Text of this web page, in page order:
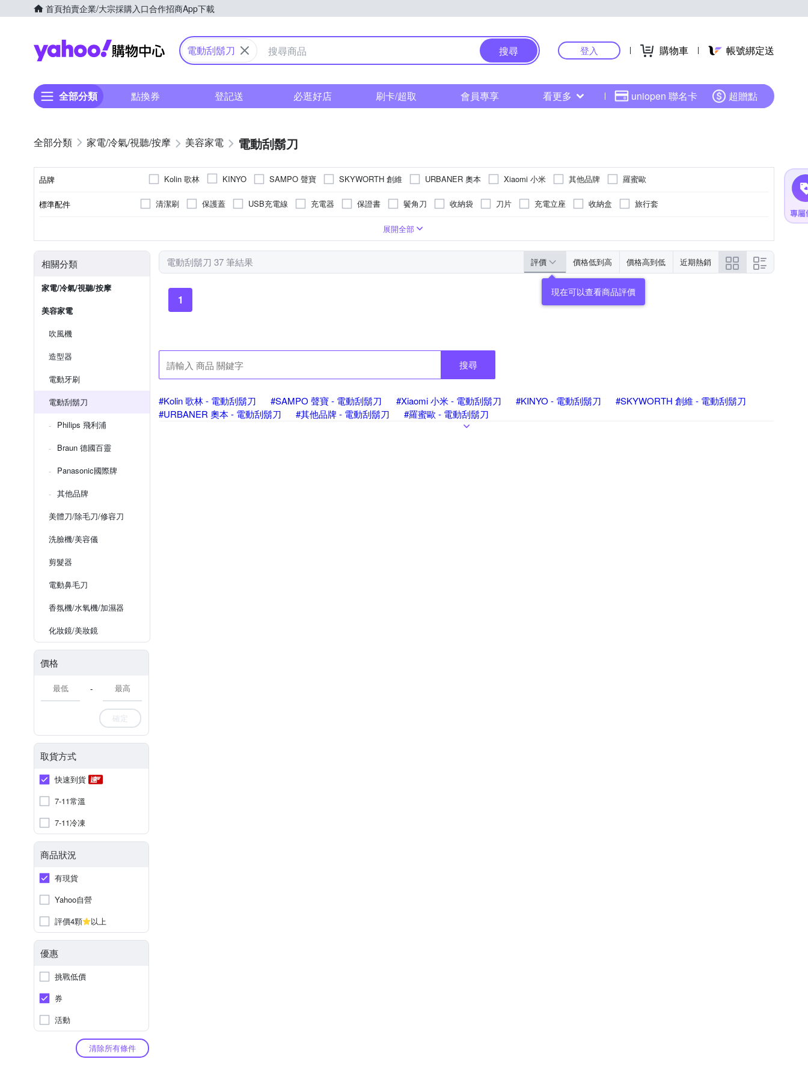
首頁拍賣企業/大宗採購入口合作招商App下載
Yahoo購物中心
電動刮鬍刀 搜尋 登入 購物車 帳號綁定送
全部分類 點換券 登記送 必逛好店 刷卡/超取 會員專享 看更多 uniopen 聯名卡 超贈點
家電/冷氣/視聽/按摩 美容家電 電動刮鬍刀
品牌 Kolin 歌林 KINYO SAMPO 聲寶 SKYWORTH 創維 URBANER 奧本 Xiaomi 小米 其他品牌 羅蜜歐
標準配件 清潔刷 保護蓋 USB充電線 充電器 保證書 鬢角刀 收納袋 刀片 充電立座 收納盒 旅行套
展開全部
相關分類
家電/冷氣/視聽/按摩
美容家電
吹風機
造型器
電動牙刷
電動刮鬍刀
Philips 飛利浦
Braun 德國百靈
Panasonic國際牌
其他品牌
美體刀/除毛刀/修容刀
洗臉機/美容儀
剪髮器
電動鼻毛刀
香氛機/水氧機/加濕器
化妝鏡/美妝鏡
價格
-
確定
取貨方式
快速到貨
7-11常溫
7-11冷凍
商品狀況
有現貨
Yahoo自營
評價4顆
以上
優惠
挑戰低價
券
活動
清除所有條件
電動刮鬍刀 37 筆結果 評價 價格低到高 價格高到低 近期熱銷
1
搜尋
#Kolin 歌林 - 電動刮鬍刀 #SAMPO 聲寶 - 電動刮鬍刀 #Xiaomi 小米 - 電動刮鬍刀 #KINYO - 電動刮鬍刀
#SKYWORTH 創維 - 電動刮鬍刀
#URBANER 奧本 - 電動刮鬍刀
#其他品牌 - 電動刮鬍刀 #羅蜜歐 - 電動刮鬍刀